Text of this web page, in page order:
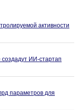
активности
ИИ-стартап
параметров для